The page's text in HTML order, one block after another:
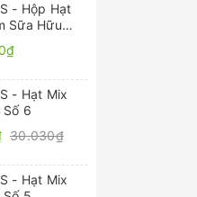
- Hộp Hạt
Sữa Hữu
- Hạt Mix
Số 6
30.030₫
- Hạt Mix